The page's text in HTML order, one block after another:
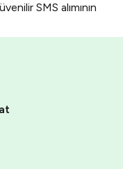
SMS alımının